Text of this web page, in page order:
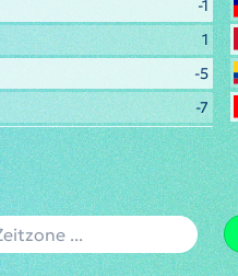
-1
1
-5
-7